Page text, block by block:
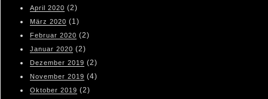
April 2020 (2)
März 2020 (1)
Februar 2020 (2)
Januar 2020 (2)
Dezember 2019 (2)
November 2019 (4)
Oktober 2019 (2)